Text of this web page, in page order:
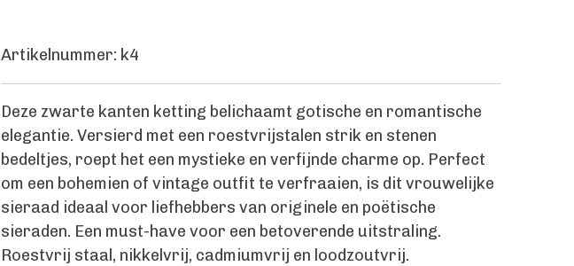
Artikelnummer: k4
Deze zwarte kanten ketting belichaamt gotische en romantische
elegantie. Versierd met een roestvrijstalen strik en stenen
bedeltjes, roept het een mystieke en verfijnde charme op. Perfect
om een bohemien of vintage outfit te verfraaien, is dit vrouwelijke
sieraad ideaal voor liefhebbers van originele en poëtische
sieraden. Een must-have voor een betoverende uitstraling.
Roestvrij staal, nikkelvrij, cadmiumvrij en loodzoutvrij.